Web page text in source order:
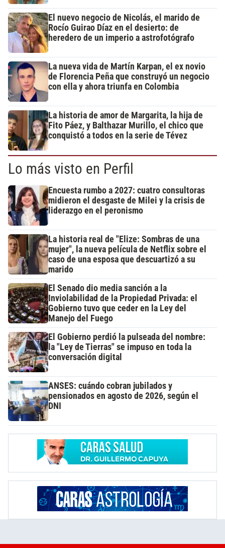
El nuevo negocio de Nicolás, el marido de
Rocío Guirao Díaz en el desierto: de
heredero de un imperio a astrofotógrafo
La nueva vida de Martín Karpan, el ex novio
de Florencia Peña que construyó un negocio
con ella y ahora triunfa en Colombia
La historia de amor de Margarita, la hija de
Fito Páez, y Balthazar Murillo, el chico que
conquistó a todos en la serie de Tévez
Lo más visto en Perfil
Encuesta rumbo a 2027: cuatro consultoras
midieron el desgaste de Milei y la crisis de
liderazgo en el peronismo
La historia real de "Elize: Sombras de una
mujer", la nueva película de Netflix sobre el
caso de una esposa que descuartizó a su
marido
El Senado dio media sanción a la
Inviolabilidad de la Propiedad Privada: el
Gobierno tuvo que ceder en la Ley del
Manejo del Fuego
El Gobierno perdió la pulseada del nombre:
la "Ley de Tierras" se impuso en toda la
conversación digital
ANSES: cuándo cobran jubilados y
pensionados en agosto de 2026, según el
DNI